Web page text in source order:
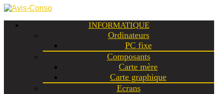
INFORMATIQUE
Ordinateurs
PC fixe
Composants
Carte mère
Carte graphique
Ecrans